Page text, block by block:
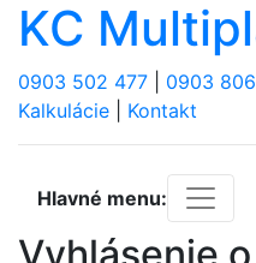
KC
0903 502 477
0903
Kalkulácie
Kontakt
Hlavné menu: